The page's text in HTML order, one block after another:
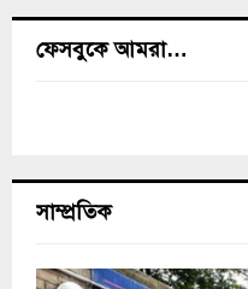
ফেসবুকে আমরা…
সাম্প্রতিক